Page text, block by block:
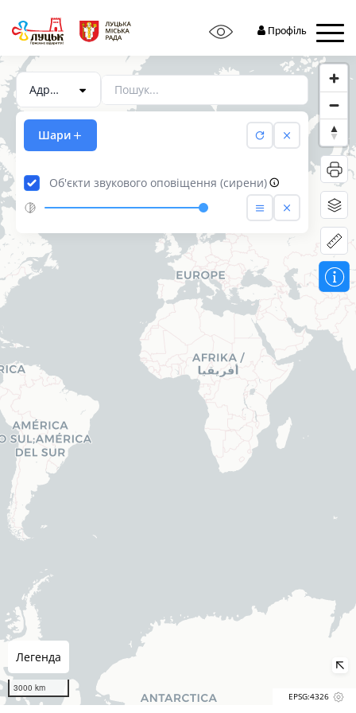
Профіль
3000 km
EPSG:4326
Легенда
Шари
Об'єкти звукового оповіщення (сирени)